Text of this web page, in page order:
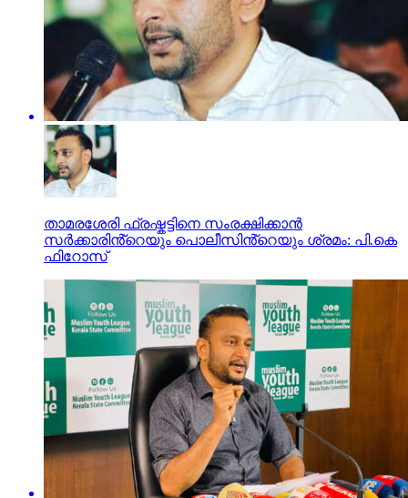
താമരശേരി ഫ്രഷ്കട്ടിനെ സംരക്ഷിക്കാൻ
സർക്കാരിൻ്റെയും പൊലീസിൻ്റെയും ശ്രമം: പി.കെ
ഫിറോസ്